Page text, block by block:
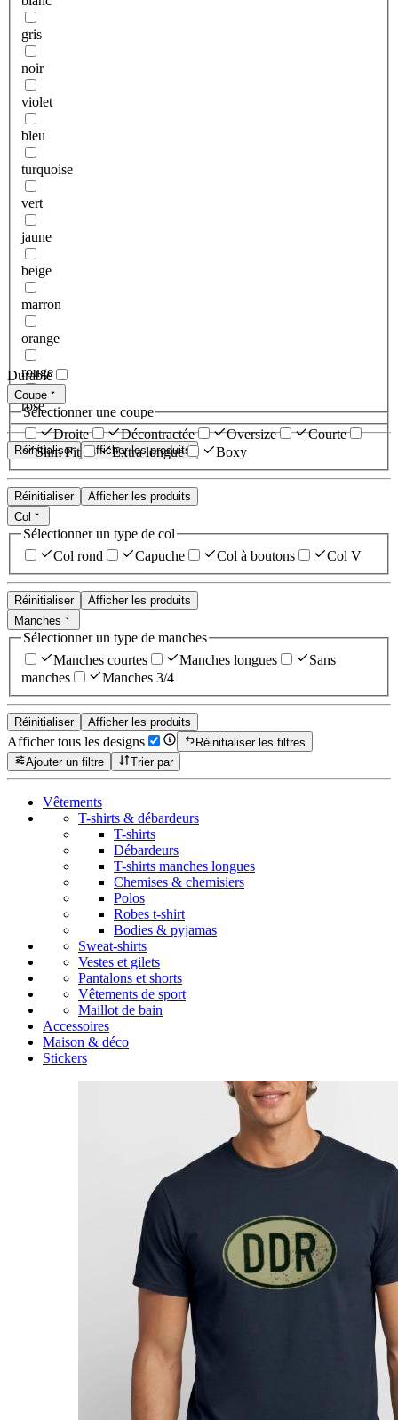
gris
noir
violet
bleu
turquoise
vert
jaune
beige
marron
orange
rouge
rose
Réinitialiser Afficher les produits
Durable
Coupe
Sélectionner une coupe
Droite
Décontractée Oversize
Courte
Slim Fit
Extra longue Boxy
Réinitialiser
Afficher les produits
Col
Sélectionner un type de col
Col rond
Capuche Col à boutons Col V
Réinitialiser
Afficher les produits
Manches
Sélectionner un type de manches
Manches courtes
Manches longues
Sans
manches
Manches 3/4
Réinitialiser Afficher les produits
Afficher tous les designs
Réinitialiser les filtres
Ajouter un filtre
Trier par
Vêtements
T-shirts & débardeurs
T-shirts
Débardeurs
T-shirts manches longues
Chemises & chemisiers
Polos
Robes t-shirt
Bodies & pyjamas
Sweat-shirts
Vestes et gilets
Pantalons et shorts
Vêtements de sport
Maillot de bain
Accessoires
Maison & déco
Stickers